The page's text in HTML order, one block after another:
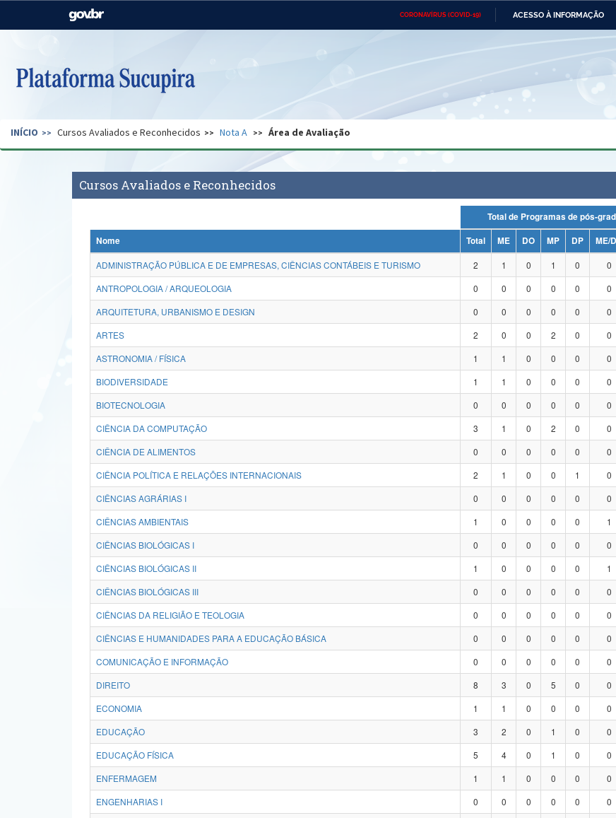
CORONAVÍRUS (COVID-19) ACESSO À INFORMAÇÃO
Casa Civil Ministério das Relações
Pecuária e Abastecimento
Ministério do Desenvolvimento
Regional
Secretaria de Governo Gabinete de Segurança Advocacia-Geral da União Banco Central do Brasil
INÍCIO Cursos Avaliados e Reconhecidos Nota A Área de Avaliação
Cursos Avaliados e Reconhecidos
Total de Programas
Nome
Total ME DO MP DP ME/
ADMINISTRAÇÃO PÚBLICA E DE EMPRESAS, CIÊNCIAS CONTÁBEIS E TURISMO
2 1 0 1 0 0
ANTROPOLOGIA / ARQUEOLOGIA
0 0 0 0 0 0
ARQUITETURA, URBANISMO E DESIGN
0 0 0 0 0 0
ARTES
2 0 0 2 0 0
ASTRONOMIA / FÍSICA
1 1 0 0 0 0
BIODIVERSIDADE
1 1 0 0 0 0
BIOTECNOLOGIA
0 0 0 0 0 0
CIÊNCIA DA COMPUTAÇÃO
3 1 0 2 0 0
CIÊNCIA DE ALIMENTOS
0 0 0 0 0 0
CIÊNCIA POLÍTICA E RELAÇÕES INTERNACIONAIS
2 1 0 0 1 0
CIÊNCIAS AGRÁRIAS I
0 0 0 0 0 0
CIÊNCIAS AMBIENTAIS
1 0 0 0 0 1
CIÊNCIAS BIOLÓGICAS I
0 0 0 0 0 0
CIÊNCIAS BIOLÓGICAS II
1 0 0 0 0 1
CIÊNCIAS BIOLÓGICAS III
0 0 0 0 0 0
CIÊNCIAS DA RELIGIÃO E TEOLOGIA
0 0 0 0 0 0
CIÊNCIAS E HUMANIDADES PARA A EDUCAÇÃO BÁSICA
0 0 0 0 0 0
COMUNICAÇÃO E INFORMAÇÃO
0 0 0 0 0 0
DIREITO
8 3 0 5 0 0
ECONOMIA
1 1 0 0 0 0
EDUCAÇÃO
3 2 0 1 0 0
EDUCAÇÃO FÍSICA
5 4 0 1 0 0
ENFERMAGEM
1 1 0 0 0 0
ENGENHARIAS I
0 0 0 0 0 0